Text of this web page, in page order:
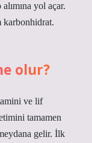
yol açar.
karbonhidrat.
olur?
ve lif
tamamen
gelir. İlk